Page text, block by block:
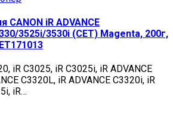
CANON iR ADVANCE
3525i/3530i (CET) Magenta, 200г,
iR C3025, iR C3025i, iR ADVANCE
C3320L, iR ADVANCE C3320i, iR
iR…